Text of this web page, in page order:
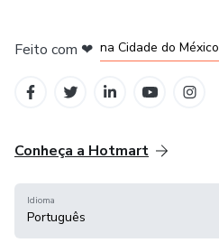
Feito com ❤ na Cidade do México
Conheça a Hotmart
Idioma
Português